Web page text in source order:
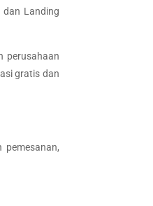
dan Landing
perusahaan
gratis dan